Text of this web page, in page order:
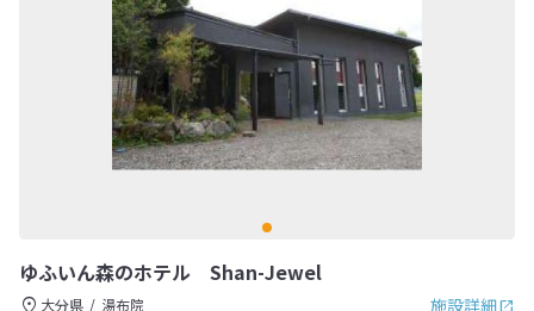
ゆふいん森のホテル Shan-Jewel
施設詳細
大分県 湯布院